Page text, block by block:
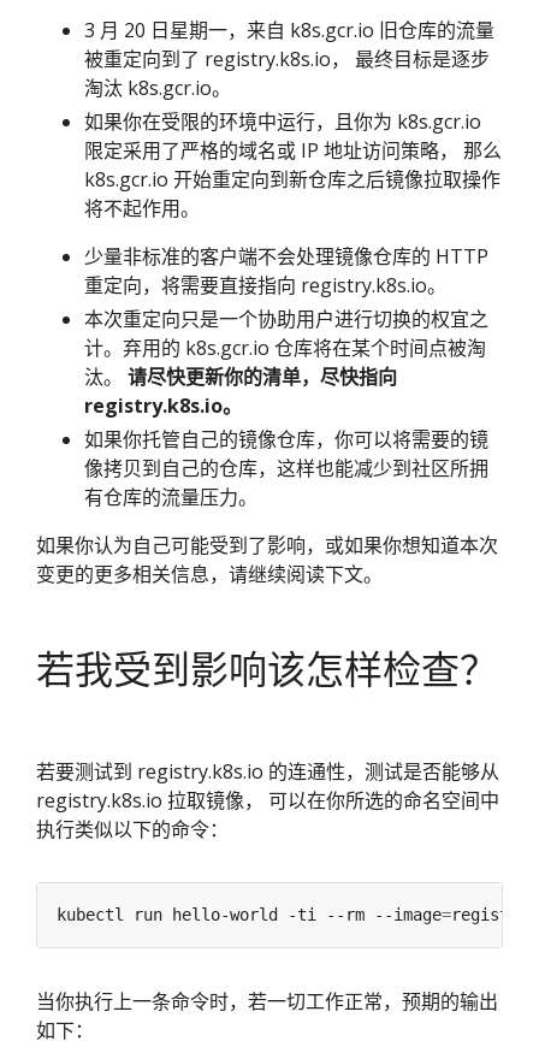
3 月 20 日星期一，来自 k8s.gcr.io 旧仓库的流量
被重定向到了 registry.k8s.io， 最终目标是逐步
淘汰 k8s.gcr.io。
如果你在受限的环境中运行，且你为 k8s.gcr.io
限定采用了严格的域名或 IP 地址访问策略， 那么
k8s.gcr.io 开始重定向到新仓库之后镜像拉取操作
将不起作用。
少量非标准的客户端不会处理镜像仓库的 HTTP
重定向，将需要直接指向 registry.k8s.io。
本次重定向只是一个协助用户进行切换的权宜之
计。弃用的 k8s.gcr.io 仓库将在某个时间点被淘
汰。 请尽快更新你的清单，尽快指向
registry.k8s.io。
如果你托管自己的镜像仓库，你可以将需要的镜
像拷贝到自己的仓库，这样也能减少到社区所拥
有仓库的流量压力。
如果你认为自己可能受到了影响，或如果你想知道本次
变更的更多相关信息，请继续阅读下文。
若我受到影响该怎样检查？
若要测试到 registry.k8s.io 的连通性，测试是否能够从
registry.k8s.io 拉取镜像， 可以在你所选的命名空间中
执行类似以下的命令：
kubectl run hello-world -ti --rm --image=
当你执行上一条命令时，若一切工作正常，预期的输出
如下：